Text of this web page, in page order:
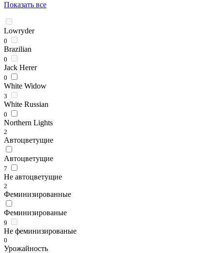
Показать все
Lowryder
0
Brazilian
0
Jack Herer
0
White Widow
3
White Russian
0
Northern Lights
2
Автоцветущие
Автоцветущие
7
Не автоцветущие
2
Феминизированные
Феминизированые
9
Не феминизированые
0
Урожайность